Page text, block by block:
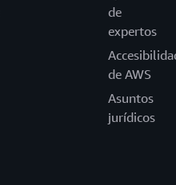
de
expertos
de AWS
Asuntos
jurídicos